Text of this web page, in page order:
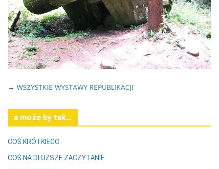
→ WSZYSTKIE WYSTAWY REPUBLIKACJI
a może by tak…
COŚ KRÓTKIEGO
COŚ NA DŁUŻSZE ZACZYTANIE